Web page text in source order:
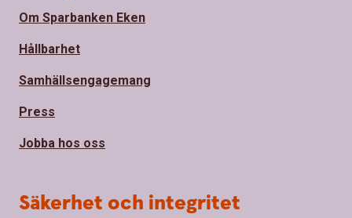
Om Sparbanken Eken
Hållbarhet
Samhällsengagemang
Press
Jobba hos oss
Säkerhet och integritet